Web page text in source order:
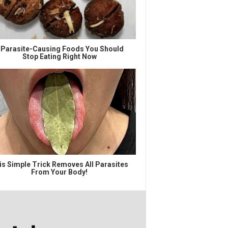
Causing Foods You Should
Stop Eating Right Now
Simple Trick Removes All Parasites
From Your Body!